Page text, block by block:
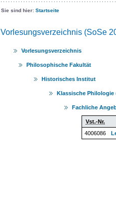
Sie sind hier: Startseite
Vorlesungsverzeichnis (SoSe
Vorlesungsverzeichnis
Philosophische Fakultät
Historisches Institut
Klassische
Fachliche
Vst.-Nr.
4006086